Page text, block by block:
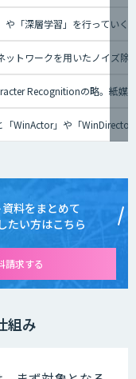
や「深層学習」を行ってい
ットワークを用いたノイズ除
Recognitionの略。紙媒
「WinActor」や「
料をまとめて
たい方はこちら
請求する
組み